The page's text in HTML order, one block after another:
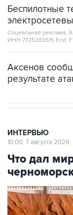
Беспилотные
Социальная реклама,
ИНН 7725383515 Erid:
Аксенов
результате
ИНТЕРВЬЮ
10:00, 7 августа 2026
Что дал